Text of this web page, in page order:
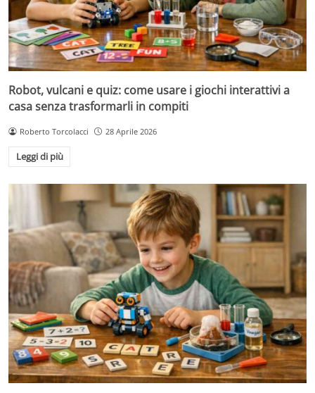
Robot, vulcani e quiz: come usare i giochi interattivi a
casa senza trasformarli in compiti
Roberto Torcolacci 28 Aprile 2026
Leggi di più